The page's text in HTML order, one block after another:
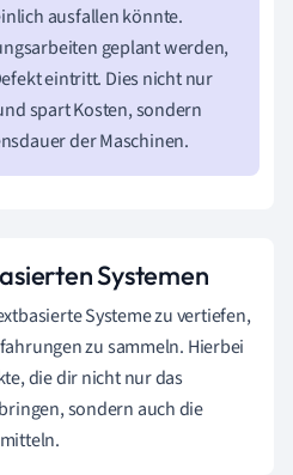
ausfallen könnte.
geplant werden,
eintritt. Dies nicht nur
spart Kosten, sondern
der Maschinen.
Systemen
Systeme zu vertiefen,
zu sammeln. Hierbei
die dir nicht nur das
sondern auch die